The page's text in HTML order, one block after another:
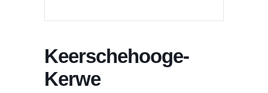
Keerschehooge-
Kerwe